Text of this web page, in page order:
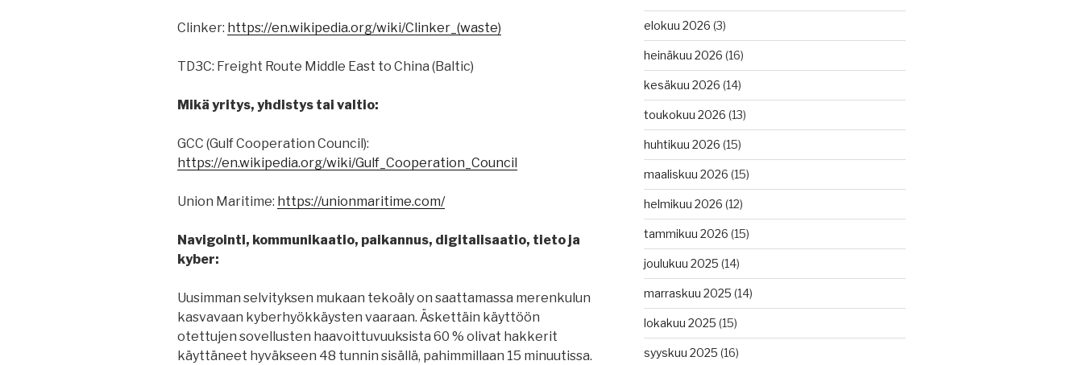
Clinker: https://en.wikipedia.org/wiki/Clinker_(waste)
TD3C: Freight Route Middle East to China (Baltic)
Mikä yritys, yhdistys tai valtio:
GCC (Gulf Cooperation Council):
https://en.wikipedia.org/wiki/Gulf_Cooperation_Council
Union Maritime: https://unionmaritime.com/
Navigointi, kommunikaatio, paikannus, digitalisaatio, tieto ja
kyber:
Uusimman selvityksen mukaan tekoäly on saattamassa merenkulun
kasvavaan kyberhyökkäysten vaaraan. Äskettäin käyttöön
otettujen sovellusten haavoittuvuuksista 60 % olivat hakkerit
käyttäneet hyväkseen 48 tunnin sisällä, pahimmillaan 15 minuutissa.
elokuu 2026 (3)
heinäkuu 2026 (16)
kesäkuu 2026 (14)
toukokuu 2026 (13)
huhtikuu 2026 (15)
maaliskuu 2026 (15)
helmikuu 2026 (12)
tammikuu 2026 (15)
joulukuu 2025 (14)
marraskuu 2025 (14)
lokakuu 2025 (15)
syyskuu 2025 (16)